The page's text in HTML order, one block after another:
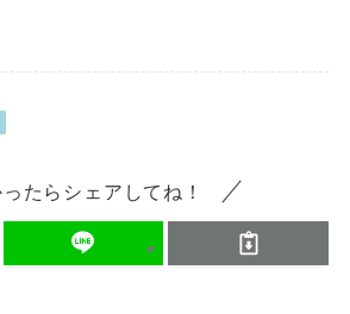
たらシェアしてね！